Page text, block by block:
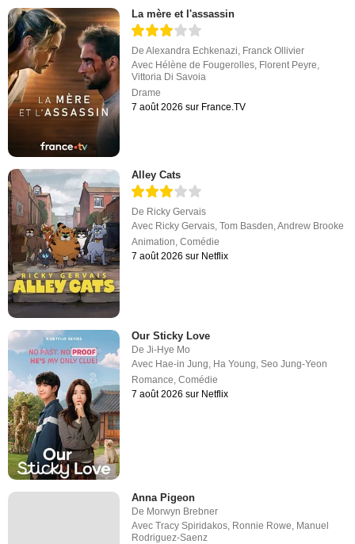
La mère et l'assassin
DeAlexandra Echkenazi Franck Ollivier
Avec Hélène de Fougerolles Florent Peyre
Vittoria Di Savoia
Drame
7 août 2026 sur France.TV
Alley Cats
De Ricky Gervais
Avec Ricky Gervais,Tom Basden,Andrew Brooke
Animation,Comédie
7 août 2026 sur Netflix
Our Sticky Love
DeJi-Hye Mo
Avec Hae-in Jung, Ha Young,Seo Jung-Yeon
Romance,Comédie
7 août 2026 sur Netflix
Anna Pigeon
De Morwyn Brebner
AvecTracy Spiridakos Ronnie Rowe Manuel
Rodriguez-Saenz